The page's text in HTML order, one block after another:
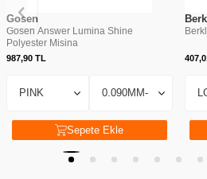
Gosen
Gosen Answer Lumina Shine
Polyester Misina
987,90 TL
Sepete Ekle